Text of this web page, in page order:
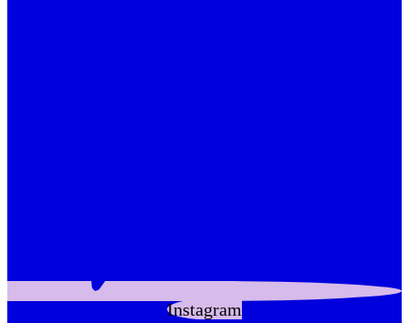
Instagram